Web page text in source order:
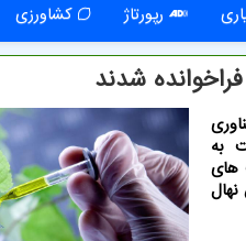
رپورتاژ کشاورزی
شدند
به
های